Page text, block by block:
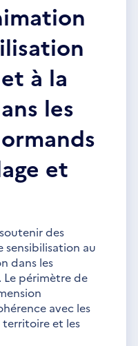
à la
les
et
des
sensibilisation au
dans les
périmètre de
avec les
territoire et les